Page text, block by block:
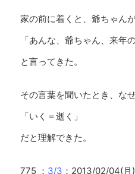
家の前に着くと、爺ちゃん
「あんな、爺ちゃん、来年
と言ってきた。
その言葉を聞いたとき、な
「いく＝逝く」
だと理解できた。
775 ： 3/3 ：2013/02/04(